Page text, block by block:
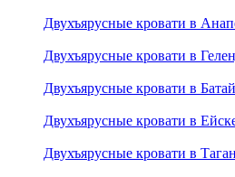
Двухъярусные кровати в
Двухъярусные кровати в
Двухъярусные кровати в
Двухъярусные кровати в
Двухъярусные кровати в